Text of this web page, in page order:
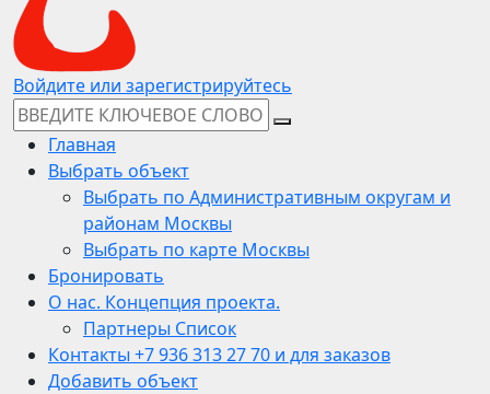
Войдите или зарегистрируйтесь
Главная
Выбрать объект
Выбрать по Административным округам и
районам Москвы
Выбрать по карте Москвы
Бронировать
О нас. Концепция проекта.
Партнеры Список
Контакты +7 936 313 27 70 и для заказов
Добавить объект